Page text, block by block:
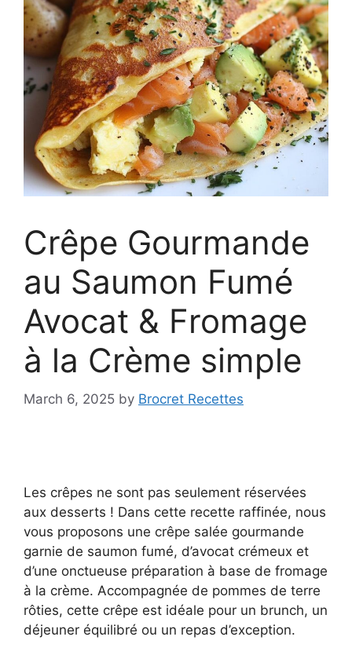
Crêpe Gourmande
au Saumon Fumé
Avocat & Fromage
à la Crème simple
March 6, 2025 by Brocret Recettes
Les crêpes ne sont pas seulement réservées
aux desserts ! Dans cette recette raffinée, nous
vous proposons une crêpe salée gourmande
garnie de saumon fumé, d’avocat crémeux et
d’une onctueuse préparation à base de fromage
à la crème. Accompagnée de pommes de terre
rôties, cette crêpe est idéale pour un brunch, un
déjeuner équilibré ou un repas d’exception.